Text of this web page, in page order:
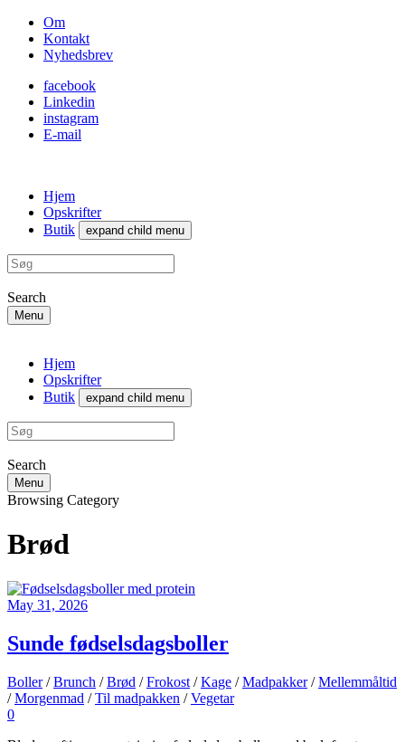
Om
Kontakt
Nyhedsbrev
facebook
Linkedin
instagram
E-mail
Hjem
Opskrifter
Butik
expand child menu
Search
Menu
Hjem
Opskrifter
Butik
expand child menu
Search
Menu
Browsing Category
Brød
May 31, 2026
Sunde fødselsdagsboller
Boller/Brunch /Brød /Frokost /Kage /Madpakker/Mellemmåltid
/Morgenmad /Til madpakken /Vegetar
0